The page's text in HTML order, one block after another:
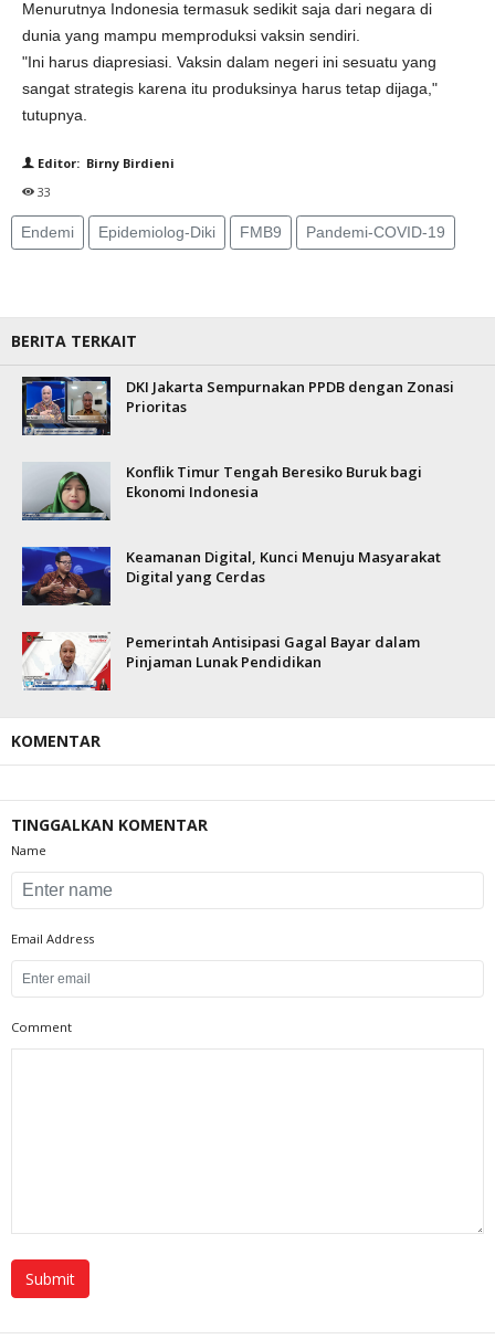
Menurutnya Indonesia termasuk sedikit saja dari negara di
dunia yang mampu memproduksi vaksin sendiri.
"Ini harus diapresiasi. Vaksin dalam negeri ini sesuatu yang
sangat strategis karena itu produksinya harus tetap dijaga,"
tutupnya.
Editor: Birny Birdieni
33
Endemi Epidemiolog-Diki FMB9 Pandemi-COVID-19
BERITA TERKAIT
DKI Jakarta Sempurnakan PPDB dengan Zonasi
Prioritas
Konflik Timur Tengah Beresiko Buruk bagi
Ekonomi Indonesia
Keamanan Digital, Kunci Menuju Masyarakat
Digital yang Cerdas
Pemerintah Antisipasi Gagal Bayar dalam
Pinjaman Lunak Pendidikan
KOMENTAR
TINGGALKAN KOMENTAR
Name
Email Address
Comment